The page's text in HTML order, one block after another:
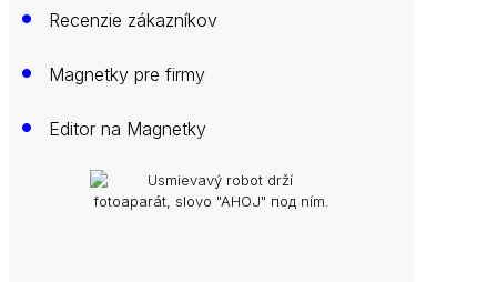
• Recenzie zákazníkov
• Magnetky pre firmy
• Editor na Magnetky